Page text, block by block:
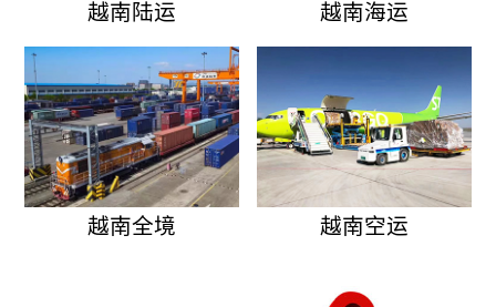
越南陆运 越南海运
越南全境 越南空运